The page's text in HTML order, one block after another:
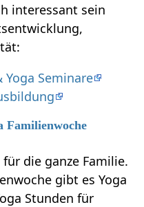
Seminare
Familienwoche
die ganze Familie.
gibt es Yoga
Stunden für